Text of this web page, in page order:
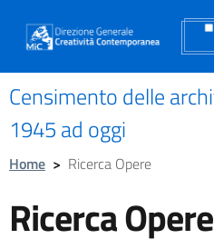
Censimento delle
1945 ad oggi
Home > Ricerca Opere
Ricerca Opere